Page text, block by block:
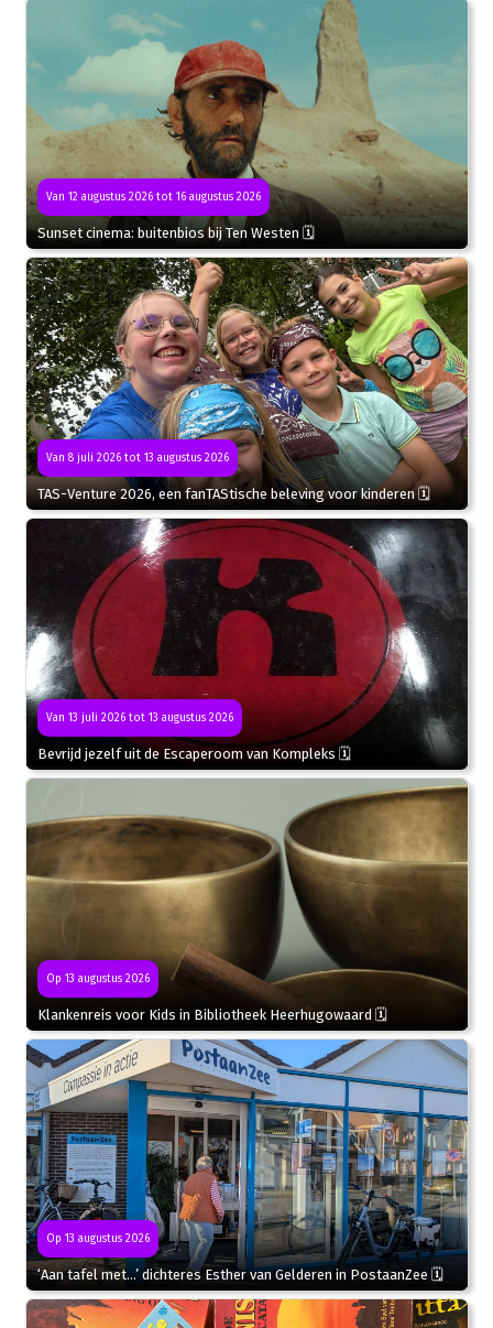
Van 12 augustus 2026 tot 16 augustus 2026
Sunset cinema: buitenbios bij Ten Westen 🗓
Van 8 juli 2026 tot 13 augustus 2026
TAS-Venture 2026, een fanTAStische beleving voor kinderen 🗓
Van 13 juli 2026 tot 13 augustus 2026
Bevrijd jezelf uit de Escaperoom van Kompleks 🗓
Op 13 augustus 2026
Klankenreis voor Kids in Bibliotheek Heerhugowaard 🗓
Op 13 augustus 2026
‘Aan tafel met…’ dichteres Esther van Gelderen in PostaanZee 🗓